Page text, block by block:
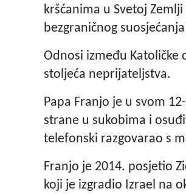
kršćanima u Svetoj
bezgraničnog
Odnosi između Katoličke
stoljeća neprijateljstva.
Papa Franjo je u svom
strane u sukobima i
telefonski razgovarao s
Franjo je 2014. posjetio
koji je izgradio Izrael na